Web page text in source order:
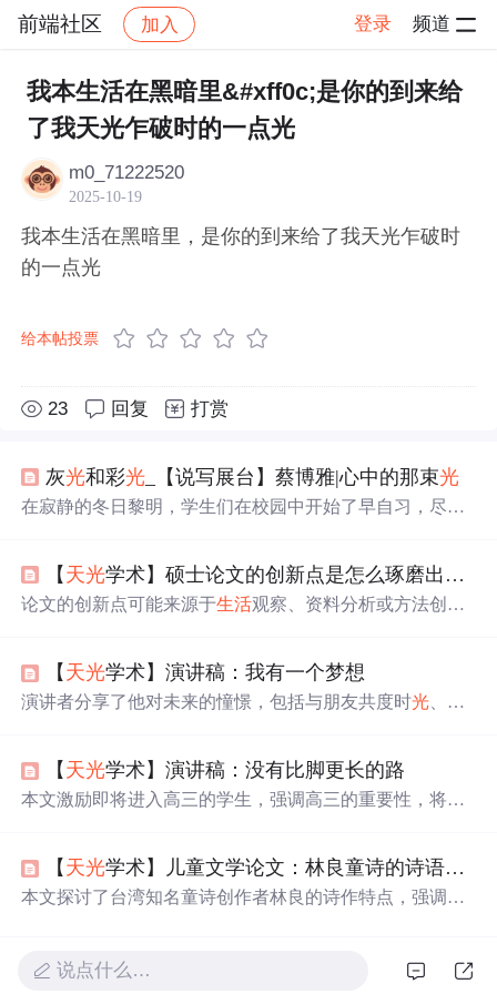
前端社区 加入 登录 频道
社区 前端社区 感慨 帖子详情
我本生活在黑暗里&#xff0c;是你的到来给
了我天光乍破时的一点光
m0_71222520
2025-10-19
我本生活在黑暗里，是你的到来给了我天光乍破时
的一点光
给本帖投票
23 回复 打赏
灰光和彩光 _【说写展台】蔡博雅|心中的那束光
在寂静的冬日黎明，学生们在校园中开始了早自习，尽管
的时刻被照亮，赋予了生活意义。这不仅是日复一日的重
复，更是为了未来的希望和成长付出的努力。
【 天光学术】硕士论文的创新点是怎么琢磨出来的，你知道吗？
论文的创新点可能来源于生活观察、资料分析或方法创
创新点的写作可以通过整理文献、深入研究术语、多角度
思考和比较分析来实现。创新点不是凭空捏造，而是研究
【 天光学术】演讲稿：我有一个梦想
演讲者分享了他对未来的憧憬，包括与朋友共度时光 、保
【 天光学术】演讲稿：没有比脚更长的路
本文激励即将进入高三的学生，强调高三的重要性，将其
比喻和励志故事，鼓励学生面对挑战，超越自我，实现人
生价值。
【 天光学术】儿童文学论文：林良童诗的诗语的浅白简约及意境之美（节选）
本文探讨了台湾知名童诗创作者林良的诗作特点，强调其
动。说点什么…